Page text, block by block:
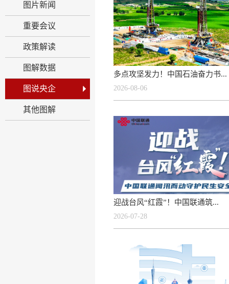
图片新闻
重要会议
政策解读
图解数据
图说央企
其他图解
多点攻坚发力！中国石油奋力书...
2026-08-06
迎战台风“红霞”！中国联通筑...
2026-07-28